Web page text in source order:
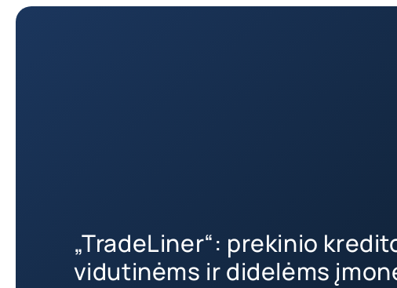
„TradeLiner“: prekinio
vidutinėms ir didelėms